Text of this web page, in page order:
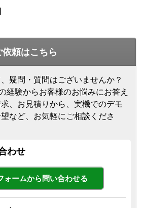
頼はこちら
疑問・質問はございませんか？
経験からお客様のお悩みにお答え
、お見積りから、実機でのデモ
など、お気軽にご相談くださ
わせ
ォームから問い合わせる